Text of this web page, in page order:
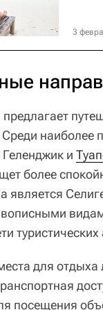
3
наиболее
и
более
является
для
посещения